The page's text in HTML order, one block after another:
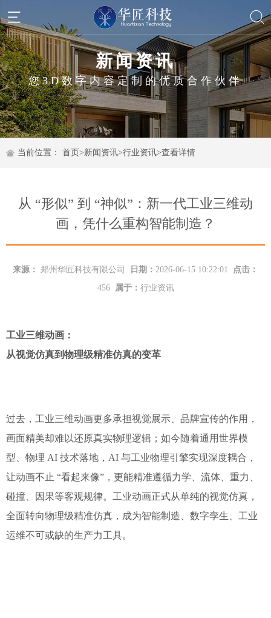
新闻资讯
您3D数字内容定制的优质合作伙伴
当前位置： 首页>新闻资讯>行业资讯>查看详情
从 “形似” 到 “神似”：新一代工业三维动
画，凭什么重构智能制造？
来源： 郑州华匠科技有限公司 日期： 2026-06-15 10:22:01
点击：
456
属于： 行业资讯
工业三维动画：
从视觉仿真到物理级精准仿真的变革
过去，工业三维动画更多承担视觉展示、品牌宣传的作用，
画面精美却难以还原真实物理逻辑；如今随着通用世界模
型、物理 AI 技术落地，AI 与工业物理引擎实现深度耦合，
让动画不止 “看起来像”，更能精准遵循力学、流体、重力、
碰撞、因果等客观规律。工业动画正式从单纯的视觉仿真，
全面转向物理级精准仿真，成为智能制造、数字孪生、工业
运维不可或缺的生产力工具。